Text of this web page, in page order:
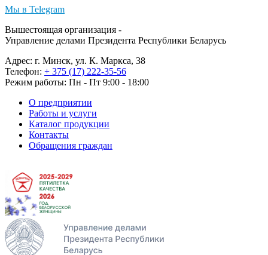
Мы в Telegram
Вышестоящая организация -
Управление делами Президента Республики Беларусь
Адрес: г. Минск, ул. К. Маркса, 38
Телефон: + 375 (17) 222-35-56
Режим работы: Пн - Пт 9:00 - 18:00
О предприятии
Работы и услуги
Каталог продукции
Контакты
Обращения граждан